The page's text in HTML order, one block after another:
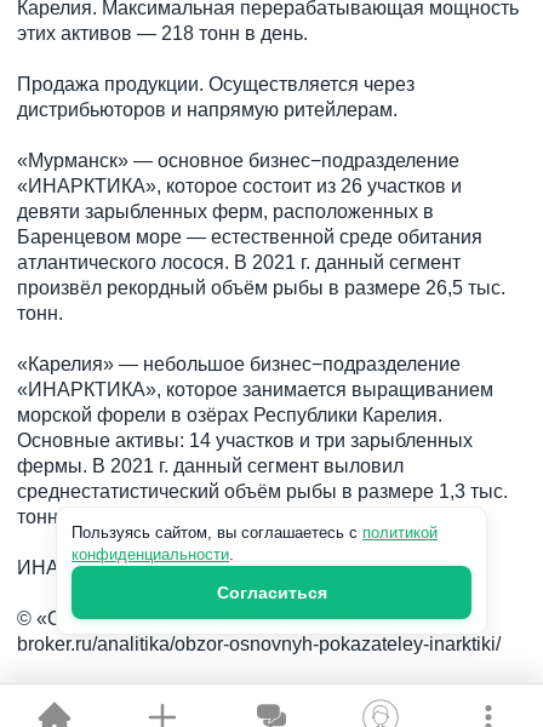
Карелия. Максимальная перерабатывающая мощность
этих активов — 218 тонн в день.
Продажа продукции. Осуществляется через
дистрибьюторов и напрямую ритейлерам.
«Мурманск» — основное бизнес−подразделение
«ИНАРКТИКА», которое состоит из 26 участков и
девяти зарыбленных ферм, расположенных в
Баренцевом море — естественной среде обитания
атлантического лосося. В 2021 г. данный сегмент
произвёл рекордный объём рыбы в размере 26,5 тыс.
тонн.
«Карелия» — небольшое бизнес−подразделение
«ИНАРКТИКА», которое занимается выращиванием
морской форели в озёрах Республики Карелия.
Основные активы: 14 участков и три зарыбленных
фермы. В 2021 г. данный сегмент выловил
среднестатистический объём рыбы в размере 1,3 тыс.
тонн.
ИНАРКТИКА
© «Открытый журнал» https://journal.open-
broker.ru/analitika/obzor-osnovnyh-pokazateley-inarktiki/
Пользуясь сайтом, вы соглашаетесь с политикой
конфиденциальности.
Согласиться